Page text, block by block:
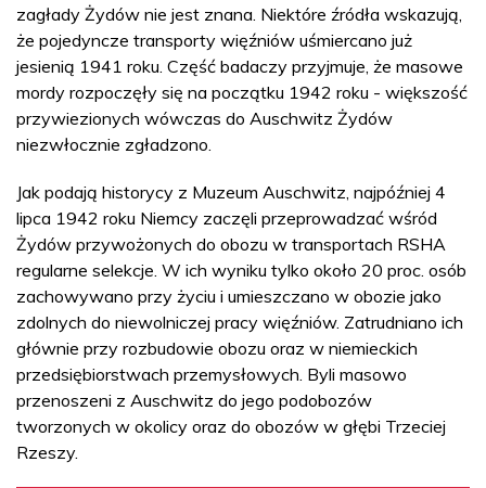
zagłady Żydów nie jest znana. Niektóre źródła wskazują,
że pojedyncze transporty więźniów uśmiercano już
jesienią 1941 roku. Część badaczy przyjmuje, że masowe
mordy rozpoczęły się na początku 1942 roku - większość
przywiezionych wówczas do Auschwitz Żydów
niezwłocznie zgładzono.
Jak podają historycy z Muzeum Auschwitz, najpóźniej 4
lipca 1942 roku Niemcy zaczęli przeprowadzać wśród
Żydów przywożonych do obozu w transportach RSHA
regularne selekcje. W ich wyniku tylko około 20 proc. osób
zachowywano przy życiu i umieszczano w obozie jako
zdolnych do niewolniczej pracy więźniów. Zatrudniano ich
głównie przy rozbudowie obozu oraz w niemieckich
przedsiębiorstwach przemysłowych. Byli masowo
przenoszeni z Auschwitz do jego podobozów
tworzonych w okolicy oraz do obozów w głębi Trzeciej
Rzeszy.